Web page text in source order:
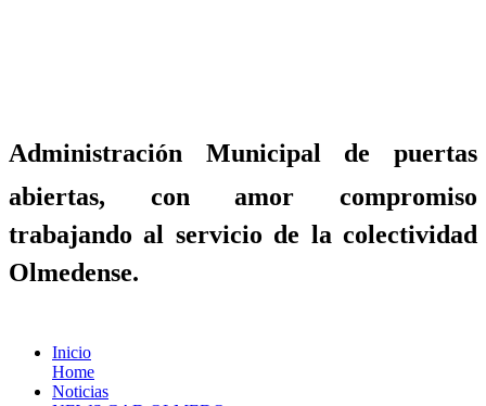
Administración Municipal de puertas
abiertas, con amor compromiso
trabajando al servicio de la colectividad
Olmedense.
Inicio
Home
Noticias